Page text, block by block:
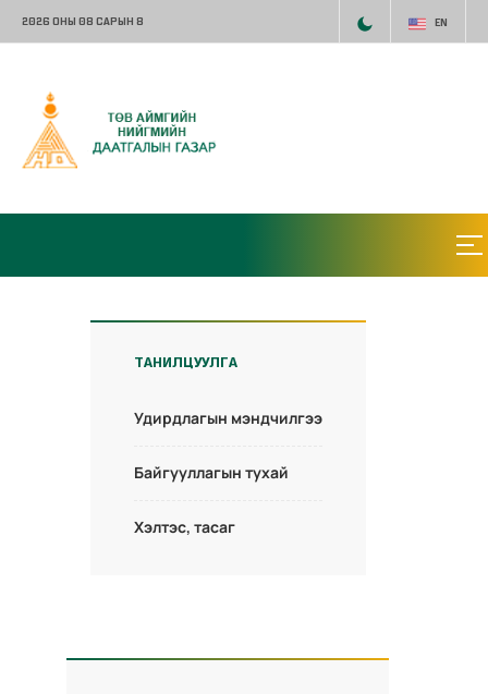
2026 ОНЫ 08 САРЫН 8 EN
ТАНИЛЦУУЛГА
Удирдлагын мэндчилгээ
Байгууллагын тухай
Хэлтэс, тасаг